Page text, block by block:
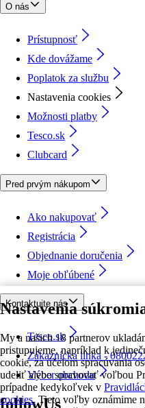
Nastavenia
My a našich 18 partnerov
pristupujeme, napríklad k
cookie, za účelom spracúvania
udeliť alebo spravovať voľbou
prípadne kedykoľvek v
cookies. Tieto voľby oznámime
O nás
Prístupnosť
Kde dovážame
Poplatok za službu
Nastavenia cookies
Možnosti platby
Tesco.sk
Clubcard
Pred prvým nákupom
Ako nakupovať
Registrácia
Objednanie doručenia
Moje obľúbené
Kontaktujte nás
Tesco.sk
Zákaznícka linka -
Výber obchodu
followUs